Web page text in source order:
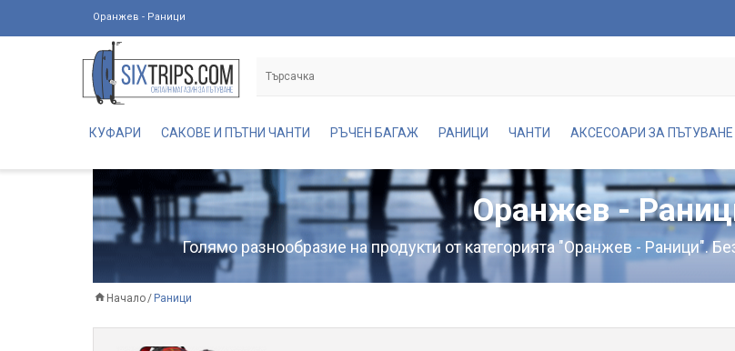
Оранжев - Раници
КУФАРИ САКОВЕ И ПЪТНИ ЧАНТИ РЪЧЕН БАГАЖ РАНИЦИ ЧАНТИ АКСЕСОАРИ ЗА ПЪТУВАНЕ
Оранжев -
Голямо разнообразие на продукти от категорията "Оранжев - Раници".
Начало Раници